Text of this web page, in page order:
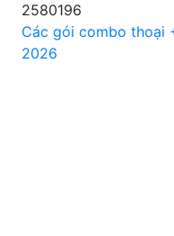
2580196
Các gói combo thoại
2026